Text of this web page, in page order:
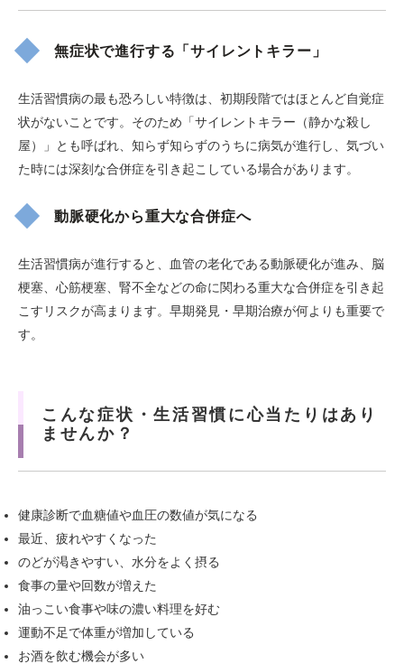
無症状で進行する「サイレントキラー」
生活習慣病の最も恐ろしい特徴は、初期段階ではほとんど自覚症
状がないことです。そのため「サイレントキラー（静かな殺し
屋）」とも呼ばれ、知らず知らずのうちに病気が進行し、気づい
た時には深刻な合併症を引き起こしている場合があります。
動脈硬化から重大な合併症へ
生活習慣病が進行すると、血管の老化である動脈硬化が進み、脳
梗塞、心筋梗塞、腎不全などの命に関わる重大な合併症を引き起
こすリスクが高まります。早期発見・早期治療が何よりも重要で
す。
こんな症状・生活習慣に心当たりはあり
ませんか？
健康診断で血糖値や血圧の数値が気になる
最近、疲れやすくなった
のどが渇きやすい、水分をよく摂る
食事の量や回数が増えた
油っこい食事や味の濃い料理を好む
運動不足で体重が増加している
お酒を飲む機会が多い